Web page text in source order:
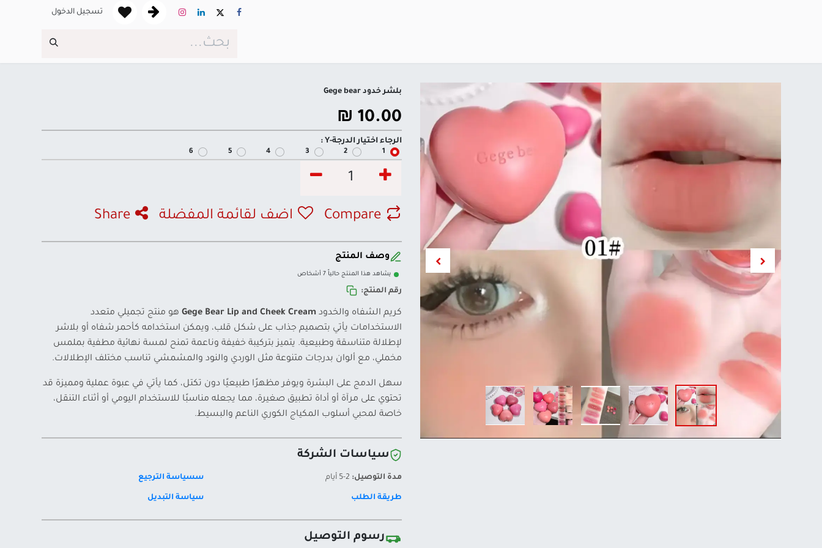
تسجيل الدخول
بلشر خدود Gege bear
10.00
₪
الرجاء اختيار الدرجة-Y :
1
2
3
4
5
6
Compare اضف لقائمة المفضلة Share
وصف المنتج
يشاهد هذا المنتج حالياً 7 أشخاص
رقم المنتج:
كريم الشفاه والخدود Gege Bear Lip and Cheek Cream هو منتج تجميلي متعدد
الاستخدامات يأتي بتصميم جذاب على شكل قلب، ويمكن استخدامه كأحمر شفاه أو بلاشر
لإطلالة متناسقة وطبيعية. يتميز بتركيبة خفيفة وناعمة تمنح لمسة نهائية مطفية بملمس
مخملي، مع ألوان بدرجات متنوعة مثل الوردي والنود والمشمشي تناسب مختلف الإطلالات.
سهل الدمج على البشرة ويوفر مظهرًا طبيعيًا دون تكتل، كما يأتي في عبوة عملية ومميزة قد
تحتوي على مرآة أو أداة تطبيق صغيرة، مما يجعله مناسبًا للاستخدام اليومي أو أثناء التنقل،
خاصة لمحبي أسلوب المكياج الكوري الناعم والبسيط.
سياسات الشركة
مدة التوصيل: سسياسة الترجيع
طريقة الطلب سياسة التبديل
رسوم التوصيل